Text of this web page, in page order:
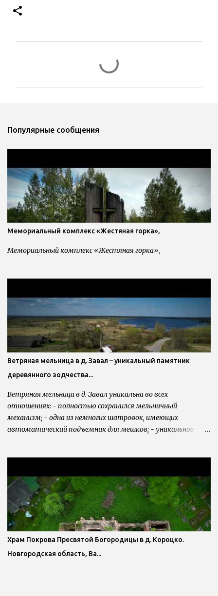
р
и
Популярные сообщения
Мемориальный комплекс «Жестяная горка»,
Мемориальный комплекс «Жестяная горка»,
Ветряная мельница в д. Завал – уникальный памятник
деревянного зодчества...
Ветряная мельница в д. Завал уникальна во всех
отношениях: - полностью сохранился мельничный
механизм; - одна из немногих шатровок, имеющих
автоматический подъемник для мешков; - уникальное
специальной конструкции над жерновами; - шапка
мельницы нетипичной, округлой формы; - это одна из трех
мельниц в России, обитых дранкой. И, наконец, мельница
является единственной в Новгородской области, стоящей
на месте своей постройки. Именно здесь, в д. Завал и
построил ее в 1924 г. местный крестьянин Михаил Павлович
Павлов вместе с сыном Иваном.
Храм Покрова Пресвятой Богородицы в д. Короцко.
Новгородская область, Ва...